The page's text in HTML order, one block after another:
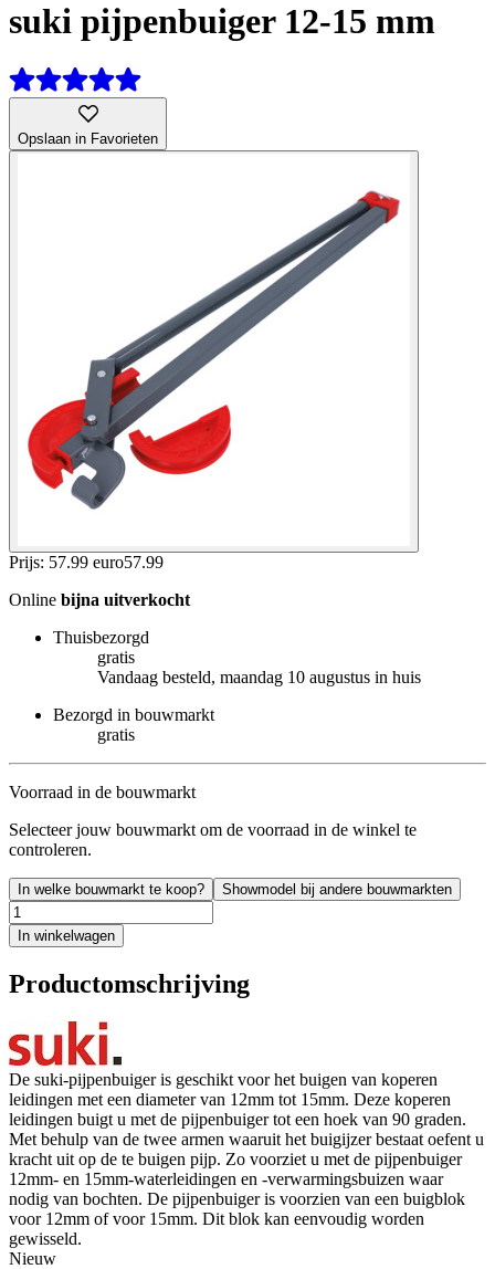
suki pijpenbuiger 12-15 mm
Opslaan in Favorieten
Prijs: 57.99 euro57.99
Online bijna uitverkocht
Thuisbezorgd
gratis
Vandaag besteld, maandag 10 augustus in huis
Bezorgd in bouwmarkt
gratis
Voorraad in de bouwmarkt
Selecteer jouw bouwmarkt om de voorraad in de winkel te
controleren.
In welke bouwmarkt te koop? Showmodel bij andere bouwmarkten
In winkelwagen
Productomschrijving
De suki-pijpenbuiger is geschikt voor het buigen van koperen
leidingen met een diameter van 12mm tot 15mm. Deze koperen
leidingen buigt u met de pijpenbuiger tot een hoek van 90 graden.
Met behulp van de twee armen waaruit het buigijzer bestaat oefent u
kracht uit op de te buigen pijp. Zo voorziet u met de pijpenbuiger
12mm- en 15mm-waterleidingen en -verwarmingsbuizen waar
nodig van bochten. De pijpenbuiger is voorzien van een buigblok
voor 12mm of voor 15mm. Dit blok kan eenvoudig worden
gewisseld.
Nieuw